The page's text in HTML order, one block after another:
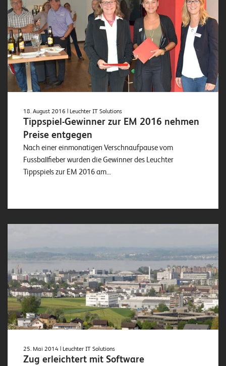
18. August 2016 | Leuchter IT Solutions
Tippspiel-Gewinner zur EM 2016 nehmen
Preise entgegen
Nach einer einmonatigen Verschnaufpause vom
Fussballfieber wurden die Gewinner des Leuchter
Tippspiels zur EM 2016 am...
25. Mai 2014 | Leuchter IT Solutions
Zug erleichtert mit Software